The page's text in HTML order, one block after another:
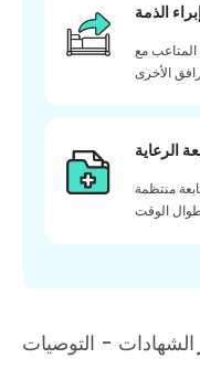
الذمة
المتاعب مع
الأخرى
الرعاية
منتظمة
طوال الوقت
الشهادات - التوصيات